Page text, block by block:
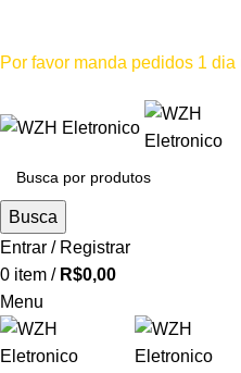
Por favor manda pedidos 1
Busca
Entrar / Registrar
0 item / R$0,00
Menu